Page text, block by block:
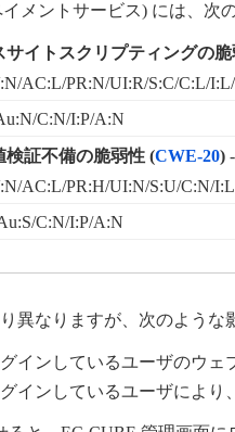
メントサービス) には、次
イトスクリプティングの
AC:L/PR:N/UI:R/S:C/C:L/
C:N/I:P/A:N
証不備の脆弱性 (CWE-20)
AC:L/PR:H/UI:N/S:U/C:N/
C:N/I:P/A:N
異なりますが、次のような
インしているユーザのウ
インしているユーザによ